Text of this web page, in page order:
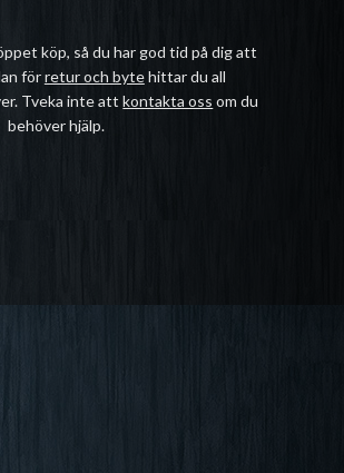
köp, så du har god tid på dig att
förretur och bytehittar du all
Tveka inte attkontakta oss om du
behöver hjälp.